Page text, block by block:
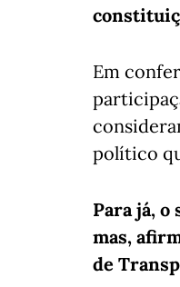
Em
político
Para já,
mas,
de